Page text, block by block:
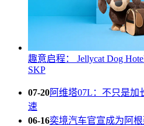
趣意启程： Jellycat Dog
SKP
07-20阿维塔07L：不只是加
速
06-16奕境汽车官宣成为阿